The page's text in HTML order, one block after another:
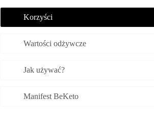
Korzyści
Wartości odżywcze
Jak używać?
Manifest BeKeto